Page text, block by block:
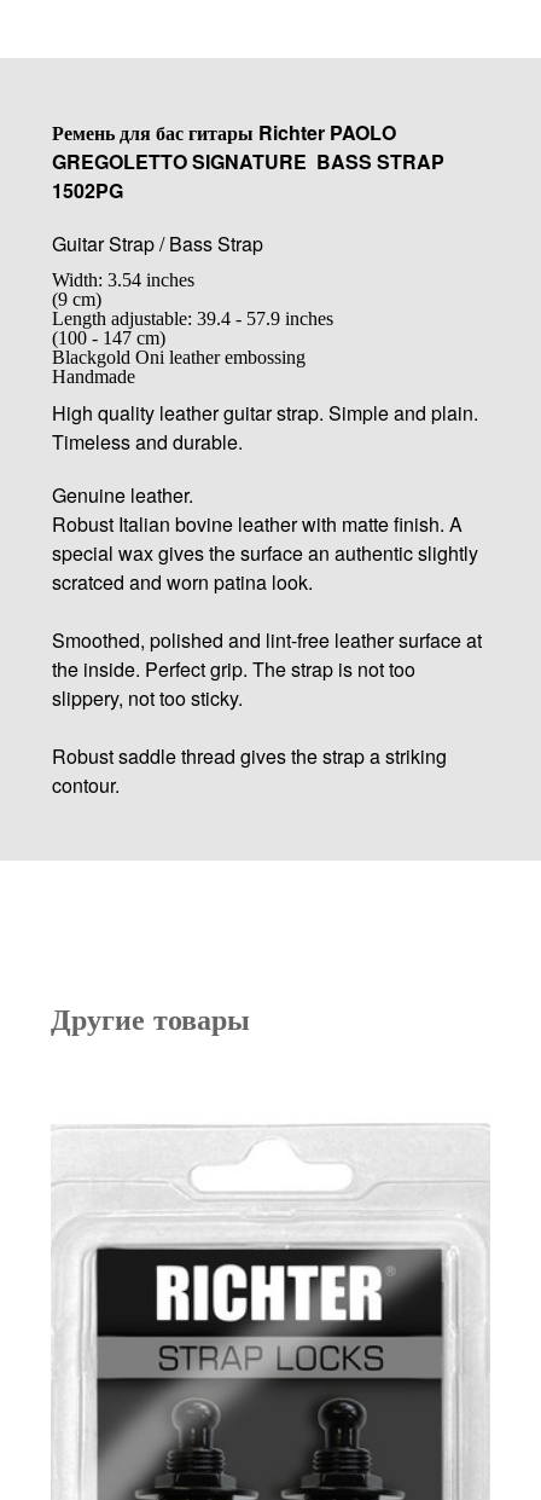
Ремень для бас гитары Richter PAOLO
GREGOLETTO SIGNATURE BASS STRAP
1502PG
Guitar Strap / Bass Strap
Width: 3.54 inches
(9 cm)
Length adjustable: 39.4 - 57.9 inches
(100 - 147 cm)
Blackgold Oni leather embossing
Handmade
High quality leather guitar strap. Simple and plain.
Timeless and durable.
Genuine leather.
Robust Italian bovine leather with matte finish. A
special wax gives the surface an authentic slightly
scratced and worn patina look.
Smoothed, polished and lint-free leather surface at
the inside. Perfect grip. The strap is not too
slippery, not too sticky.
Robust saddle thread gives the strap a striking
contour.
Другие товары